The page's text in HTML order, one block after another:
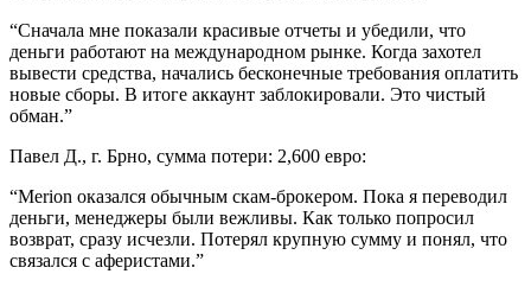
“Сначала мне показали красивые отчеты и убедили, что
деньги работают на международном рынке. Когда захотел
вывести средства, начались бесконечные требования оплатить
новые сборы. В итоге аккаунт заблокировали. Это чистый
обман.”
Павел Д., г. Брно, сумма потери: 2,600 евро:
“Merion оказался обычным скам-брокером. Пока я переводил
деньги, менеджеры были вежливы. Как только попросил
возврат, сразу исчезли. Потерял крупную сумму и понял, что
связался с аферистами.”